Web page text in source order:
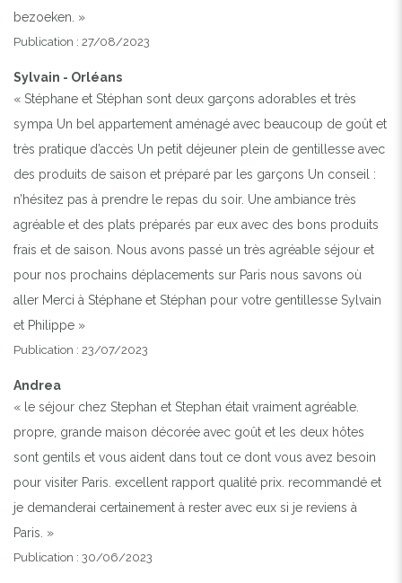
bezoeken. »
Publication : 27/08/2023
Sylvain - Orléans
« Stéphane et Stéphan sont deux garçons adorables et très
sympa Un bel appartement aménagé avec beaucoup de goût et
très pratique d’accès Un petit déjeuner plein de gentillesse avec
des produits de saison et préparé par les garçons Un conseil :
n’hésitez pas à prendre le repas du soir. Une ambiance très
agréable et des plats préparés par eux avec des bons produits
frais et de saison. Nous avons passé un très agréable séjour et
pour nos prochains déplacements sur Paris nous savons où
aller Merci à Stéphane et Stéphan pour votre gentillesse Sylvain
et Philippe »
Publication : 23/07/2023
Andrea
« le séjour chez Stephan et Stephan était vraiment agréable.
propre, grande maison décorée avec goût et les deux hôtes
sont gentils et vous aident dans tout ce dont vous avez besoin
pour visiter Paris. excellent rapport qualité prix. recommandé et
je demanderai certainement à rester avec eux si je reviens à
Paris. »
Publication : 30/06/2023